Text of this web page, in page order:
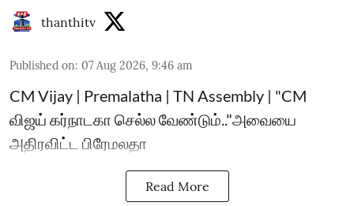
thanthitv
Published on: 07 Aug 2026, 9:46 am
CM Vijay | Premalatha | TN Assembly | "CM
விஜய் கர்நாடகா செல்ல வேண்டும்.."அவையை
அதிரவிட்ட பிரேமலதா
Read More